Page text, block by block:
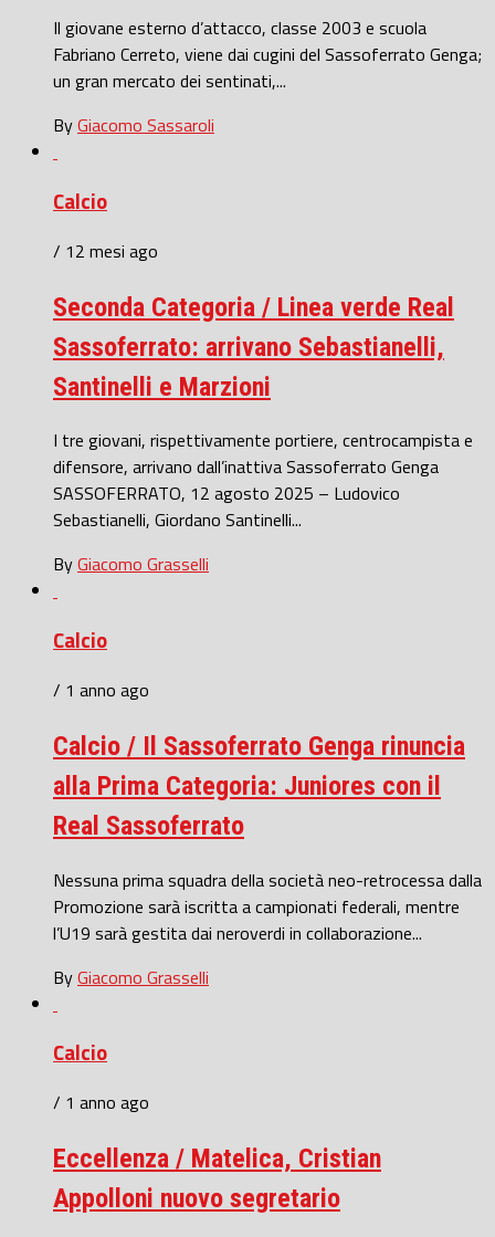
Il giovane esterno d’attacco, classe 2003 e scuola
Fabriano Cerreto, viene dai cugini del Sassoferrato Genga;
un gran mercato dei sentinati,...
ByGiacomo Sassaroli
Calcio
/ 12 mesi ago
Seconda Categoria / Linea verde Real
Sassoferrato: arrivano Sebastianelli,
Santinelli e Marzioni
I tre giovani, rispettivamente portiere, centrocampista e
difensore, arrivano dall’inattiva Sassoferrato Genga
SASSOFERRATO, 12 agosto 2025 – Ludovico
Sebastianelli, Giordano Santinelli...
ByGiacomo Grasselli
Calcio
/ 1 anno ago
Calcio / Il Sassoferrato Genga rinuncia
alla Prima Categoria: Juniores con il
Real Sassoferrato
Nessuna prima squadra della società neo-retrocessa dalla
Promozione sarà iscritta a campionati federali, mentre
l’U19 sarà gestita dai neroverdi in collaborazione...
ByGiacomo Grasselli
Calcio
/ 1 anno ago
Eccellenza / Matelica, Cristian
Appolloni nuovo segretario